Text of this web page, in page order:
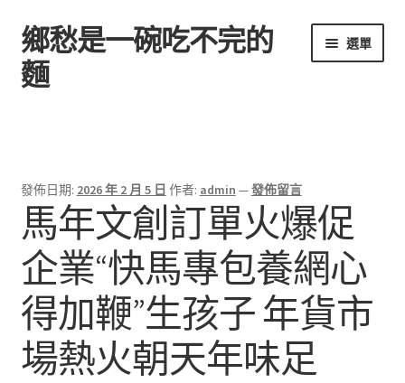
跳
至
導
跳
至
主
鄉愁是一碗吃不完的
麵
選單
發佈日期: 2026 年 2 月 5 日 作者: admin —發佈留言
馬年文創訂單火爆促
企業“快馬專包養網心
得加鞭”生孩子 年貨市
場熱火朝天年味足